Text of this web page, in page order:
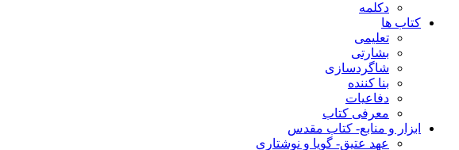
دکلمه
کتاب ها
تعلیمی
بشارتی
شاگردسازی
بنا کننده
دفاعیات
معرفی کتاب
ابزار و منابع- کتاب مقدس
عهد عتیق- گویا و نوشتاری